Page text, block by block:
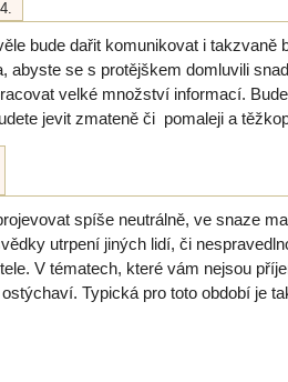
bude dařit komunikovat i takzvaně
abyste se s protějškem domluvili
velké množství informací.
jevit zmateně či pomaleji a
spíše neutrálně, ve snaze
utrpení jiných lidí, či
V tématech, které vám nejsou
Typická pro toto období je